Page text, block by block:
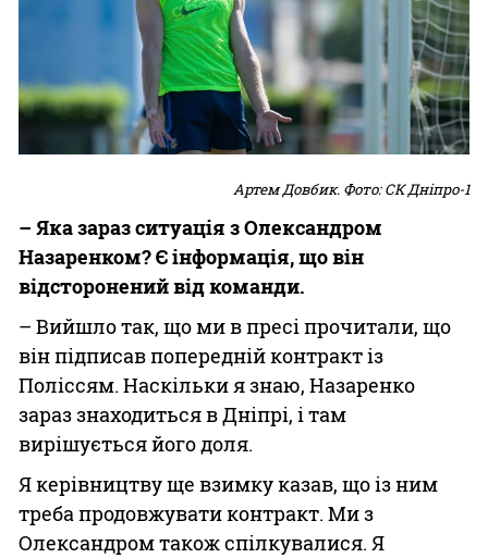
Артем Довбик. Фото: СК Дніпро-1
– Яка зараз ситуація з Олександром
Назаренком? Є інформація, що він
відсторонений від команди.
– Вийшло так, що ми в пресі прочитали, що
він підписав попередній контракт із
Поліссям. Наскільки я знаю, Назаренко
зараз знаходиться в Дніпрі, і там
вирішується його доля.
Я керівництву ще взимку казав, що із ним
треба продовжувати контракт. Ми з
Олександром також спілкувалися. Я